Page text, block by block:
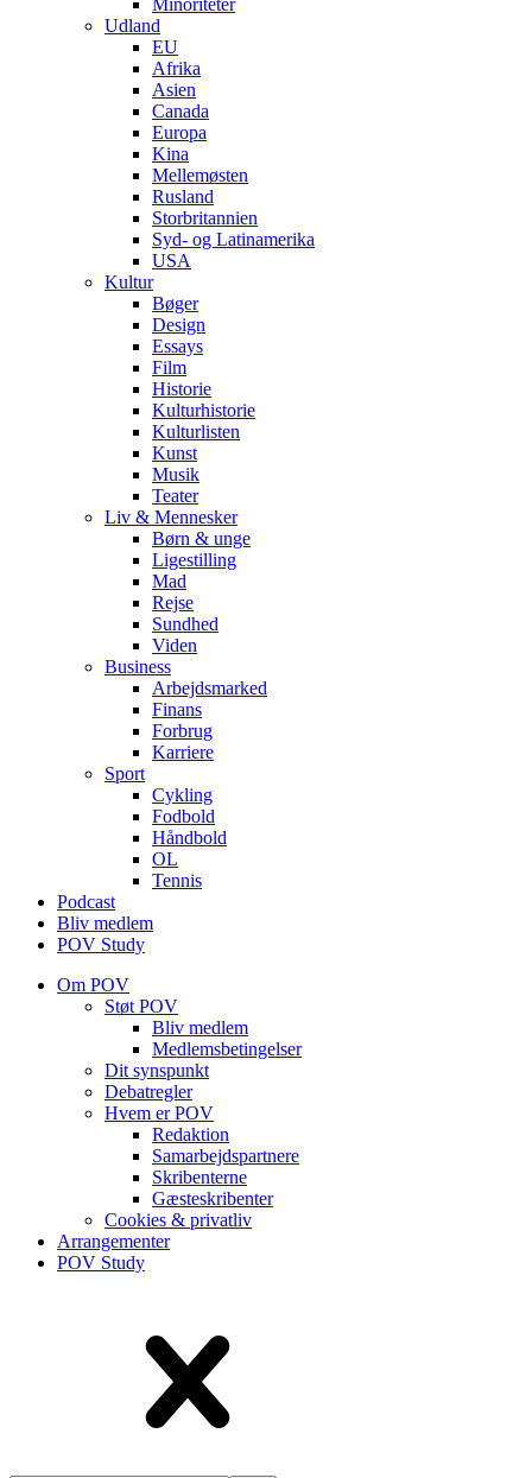
Minoriteter
Udland
EU
Afrika
Asien
Canada
Europa
Kina
Mellemøsten
Rusland
Storbritannien
Syd- og Latinamerika
USA
Kultur
Bøger
Design
Essays
Film
Historie
Kulturhistorie
Kulturlisten
Kunst
Musik
Teater
Liv & Mennesker
Børn & unge
Ligestilling
Mad
Rejse
Sundhed
Viden
Business
Arbejdsmarked
Finans
Forbrug
Karriere
Sport
Cykling
Fodbold
Håndbold
OL
Tennis
Podcast
Bliv medlem
POV Study
Om POV
Støt POV
Bliv medlem
Medlems­betingelser
Dit synspunkt
Debatregler
Hvem er POV
Redaktion
Samarbejdspartnere
Skribenterne
Gæsteskribenter
Cookies & privatliv
Arrangementer
POV Study